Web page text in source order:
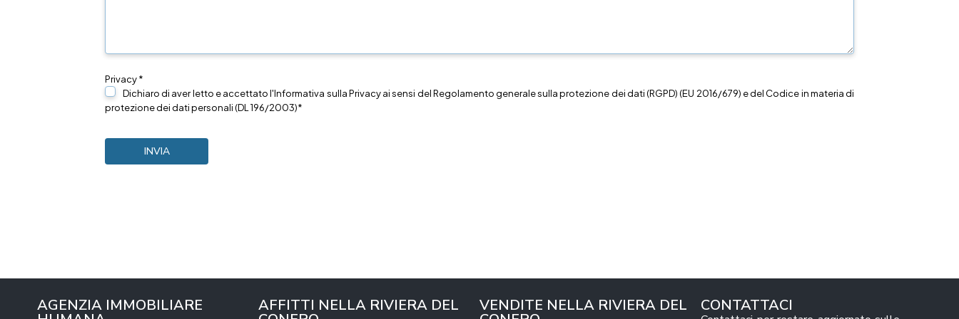
Privacy *
Dichiaro di aver letto e accettato l'Informativa sullaPrivacyai sensi del Regolamento generale sulla protezione dei dati (RGPD) (EU 2016/679) e del Codice in materia di
protezione dei dati personali (DL 196/2003)*
AGENZIA IMMOBILIARE AFFITTI NELLA RIVIERA DEL VENDITE NELLA RIVIERA DEL CONTATTACI